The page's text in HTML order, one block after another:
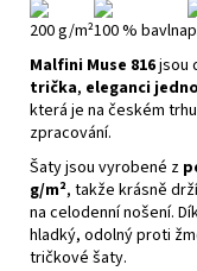
200 g/m²100 % bavlna
Malfini Muse 816jsou
trička, eleganci
která je na českém
zpracování.
Šaty jsou vyrobené z
g/m², takže krásně
na celodenní nošení.
hladký, odolný proti
tričkové šaty.